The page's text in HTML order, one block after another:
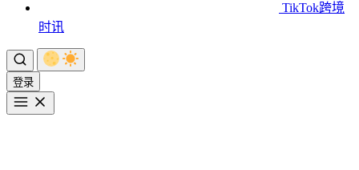
TikTok跨境
时讯
登录